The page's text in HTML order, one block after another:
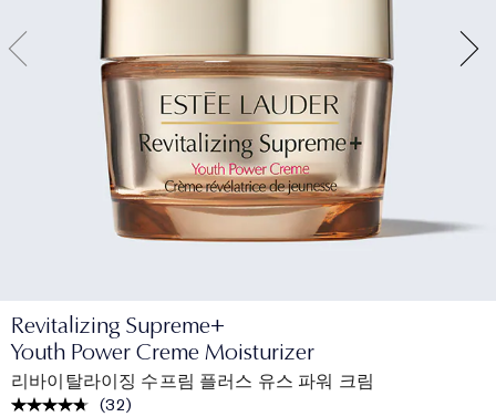
Revitalizing Supreme+
Youth Power Creme Moisturizer
리바이탈라이징 수프림 플러스 유스 파워 크림
(32)